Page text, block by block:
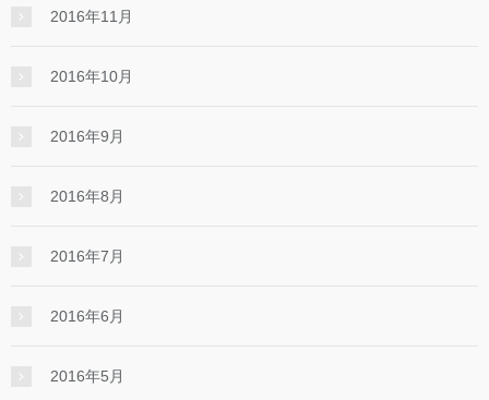
2016年11月
2016年10月
2016年9月
2016年8月
2016年7月
2016年6月
2016年5月